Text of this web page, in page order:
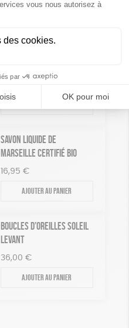
SAVON LIQUIDE DE
MARSEILLE CERTIFIÉ BIO
16,95 €
Ajouter au panier
BOUCLES D’OREILLES SOLEIL
LEVANT
36,00 €
Ajouter au panier